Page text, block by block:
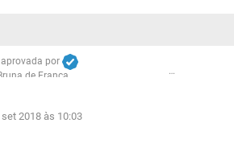
aprovada por
de França
2018 às 10:03